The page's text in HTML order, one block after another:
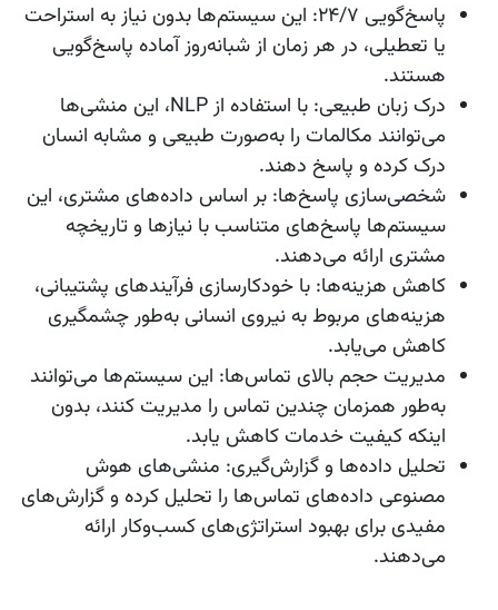
پاسخ‌گویی 24/7
: این سیستم‌ها بدون نیاز به استراحت
یا تعطیلی، در هر زمان از شبانه‌روز آماده پاسخ‌گویی
هستند.
درک زبان طبیعی
: با استفاده از NLP، این منشی‌ها
می‌توانند مکالمات را به‌صورت طبیعی و مشابه انسان
درک کرده و پاسخ دهند.
شخصی‌سازی پاسخ‌ها: بر اساس داده‌های مشتری، این
سیستم‌ها پاسخ‌های متناسب با نیازها و تاریخچه
مشتری ارائه می‌دهند.
کاهش هزینه‌ها: با خودکارسازی فرآیندهای پشتیبانی،
هزینه‌های مربوط به نیروی انسانی به‌طور چشمگیری
کاهش می‌یابد.
مدیریت حجم بالای تماس‌ها: این سیستم‌ها می‌توانند
به‌طور همزمان چندین تماس را مدیریت کنند، بدون
اینکه کیفیت خدمات کاهش یابد.
تحلیل داده‌ها و گزارش‌گیری: منشی‌های هوش
مصنوعی داده‌های تماس‌ها را تحلیل کرده و گزارش‌های
مفیدی برای بهبود استراتژی‌های کسب‌وکار ارائه
می‌دهند.